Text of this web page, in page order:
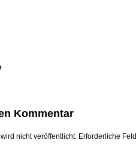
Kommentar
nicht veröffentlicht. Erforderliche